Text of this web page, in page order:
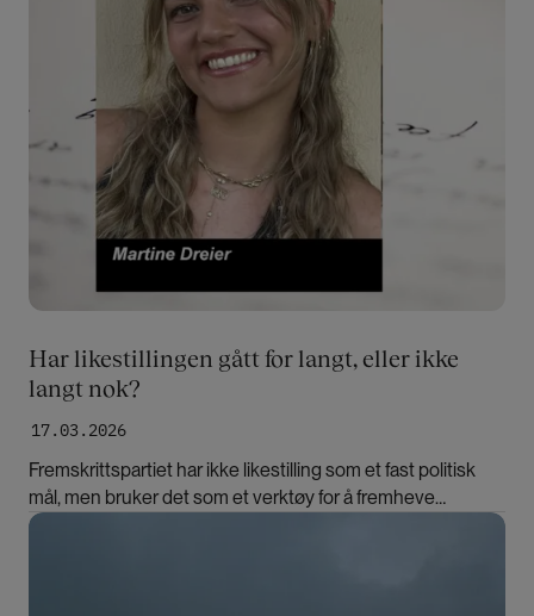
17.03.2026
Har likestillingen gått for langt, eller ikke
langt nok?
Fremskrittspartiet har ikke likestilling som et fast politisk
mål, men bruker det som et verktøy for å fremheve
konkrete verdier, skriver Martine Dreier.
Bilde